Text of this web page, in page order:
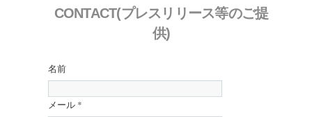
CONTACT(プレスリリース等のご提
供)
名前
メール *